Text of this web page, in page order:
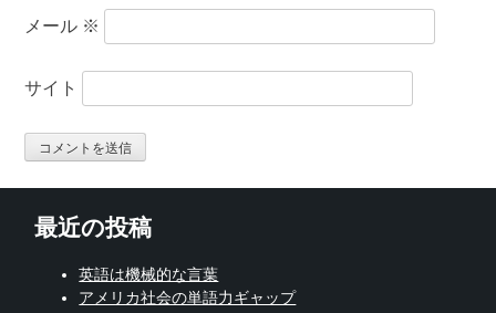
メール ※
サイト
最近の投稿
英語は機械的な言葉
アメリカ社会の単語力ギャップ